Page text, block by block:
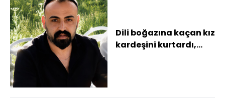
Dili boğazına kaçan kız
kardeşini kurtardı,